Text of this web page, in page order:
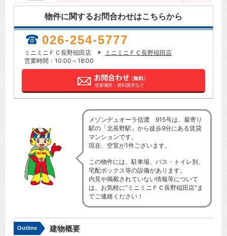
物件に関するお問合わせはこちらから
026-254-5777
ミニミニＦＣ長野稲田店
ミニミニＦＣ長野稲田店
営業時間：10:00～18:00
メゾンデュオーラ信濃 915号は、最寄り
駅の「北長野駅」から徒歩9分にある賃貸
マンションです。
現在、空室が1件ございます。
この物件には、駐車場、バス・トイレ別、
宅配ボックス等の設備があります。
内見や掲載されていない情報等について
は、お気軽に”ミニミニＦＣ長野稲田店”ま
でご連絡ください！
Outline 建物概要